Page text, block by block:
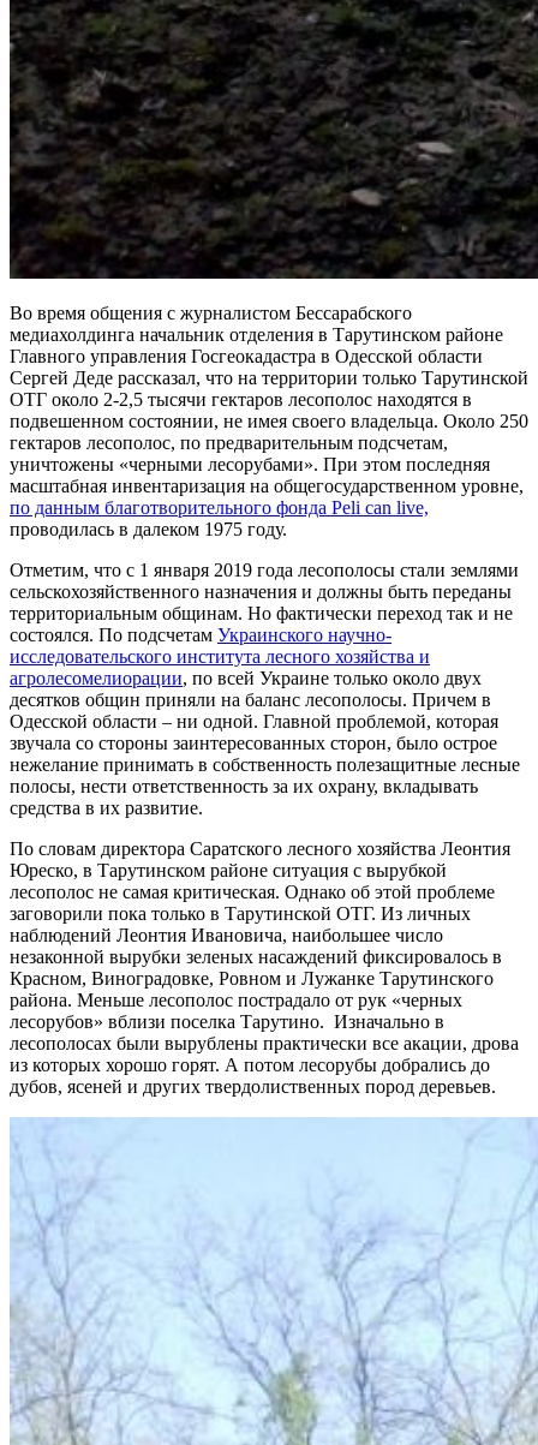
Во время общения с журналистом Бессарабского
медиахолдинга начальник отделения в Тарутинском районе
Главного управления Госгеокадастра в Одесской области
Сергей Деде рассказал, что на территории только Тарутинской
ОТГ около 2-2,5 тысячи гектаров лесополос находятся в
подвешенном состоянии, не имея своего владельца. Около 250
гектаров лесополос, по предварительным подсчетам,
уничтожены «черными лесорубами». При этом последняя
масштабная инвентаризация на общегосударственном уровне,
по данным благотворительного фонда Peli can live,
проводилась в далеком 1975 году.
Отметим, что с 1 января 2019 года лесополосы стали землями
сельскохозяйственного назначения и должны быть переданы
территориальным общинам. Но фактически переход так и не
состоялся. По подсчетам Украинского научно-
исследовательского института лесного хозяйства и
агролесомелиорации, по всей Украине только около двух
десятков общин приняли на баланс лесополосы. Причем в
Одесской области – ни одной. Главной проблемой, которая
звучала со стороны заинтересованных сторон, было острое
нежелание принимать в собственность полезащитные лесные
полосы, нести ответственность за их охрану, вкладывать
средства в их развитие.
По словам директора Саратского лесного хозяйства Леонтия
Юреско, в Тарутинском районе ситуация с вырубкой
лесополос не самая критическая. Однако об этой проблеме
заговорили пока только в Тарутинской ОТГ. Из личных
наблюдений Леонтия Ивановича, наибольшее число
незаконной вырубки зеленых насаждений фиксировалось в
Красном, Виноградовке, Ровном и Лужанке Тарутинского
района. Меньше лесополос пострадало от рук «черных
лесорубов» вблизи поселка Тарутино. Изначально в
лесополосах были вырублены практически все акации, дрова
из которых хорошо горят. А потом лесорубы добрались до
дубов, ясеней и других твердолиственных пород деревьев.